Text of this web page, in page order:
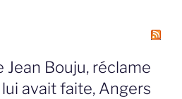
Jean Bouju, réclame
avait faite, Angers